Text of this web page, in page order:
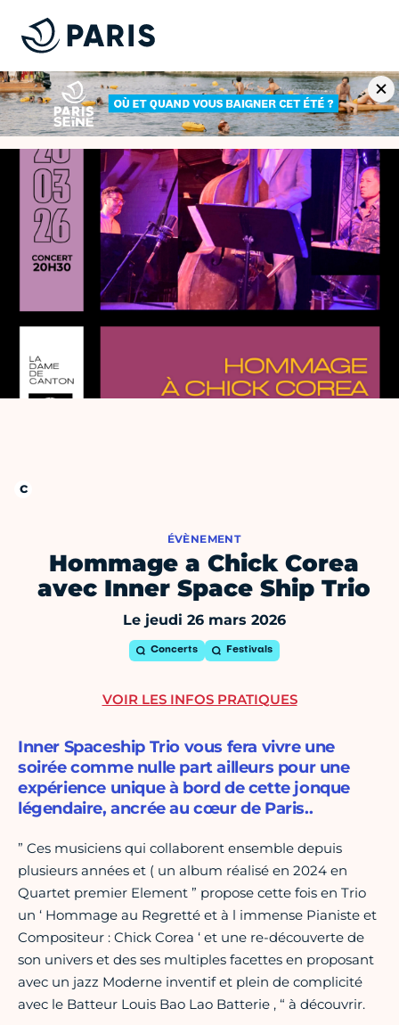
ÉVÈNEMENT
Hommage a Chick Corea
avec Inner Space Ship Trio
Le jeudi 26 mars 2026
Concerts Festivals
Inner Spaceship Trio vous fera vivre une
soirée comme nulle part ailleurs pour une
expérience unique à bord de cette jonque
légendaire, ancrée au cœur de Paris..
” Ces musiciens qui collaborent ensemble depuis
plusieurs années et ( un album réalisé en 2024 en
Quartet premier Element ” propose cette fois en Trio
un ‘ Hommage au Regretté et à l immense Pianiste et
Compositeur : Chick Corea ‘ et une re-découverte de
son univers et des ses multiples facettes en proposant
avec un jazz Moderne inventif et plein de complicité
avec le Batteur Louis Bao Lao Batterie , “ à découvrir.
VOIR LES INFOS PRATIQUES